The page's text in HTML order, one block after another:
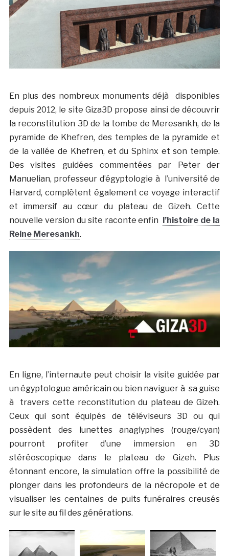
En plus des nombreux monuments déjà disponibles
depuis 2012, le site Giza3D propose ainsi de découvrir
la reconstitution 3D de la tombe de Meresankh, de la
pyramide de Khefren, des temples de la pyramide et
de la vallée de Khefren, et du Sphinx et son temple.
Des visites guidées commentées par Peter der
Manuelian, professeur d’égyptologie à l’université de
Harvard, complètent également ce voyage interactif
et immersif au cœur du plateau de Gizeh. Cette
nouvelle version du site raconte enfin
l’histoire de la
Reine Meresankh.
En ligne, l’internaute peut choisir la visite guidée par
un égyptologue américain ou bien naviguer à sa guise
à travers cette reconstitution du plateau de Gizeh.
Ceux qui sont équipés de téléviseurs 3D ou qui
possèdent des lunettes anaglyphes (rouge/cyan)
pourront profiter d’une immersion en 3D
stéréoscopique dans le plateau de Gizeh. Plus
étonnant encore, la simulation offre la possibilité de
plonger dans les profondeurs de la nécropole et de
visualiser les centaines de puits funéraires creusés
sur le site au fil des générations.